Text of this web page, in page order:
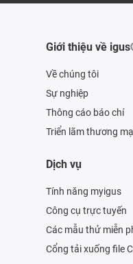
Giới thiệu về
Về chúng tôi
Sự nghiệp
Thông cáo báo chí
Triển lãm thương
Dịch vụ
Tính năng myigus
Công cụ trực tuyến
Các mẫu thử miễn
Cổng tải xuống file